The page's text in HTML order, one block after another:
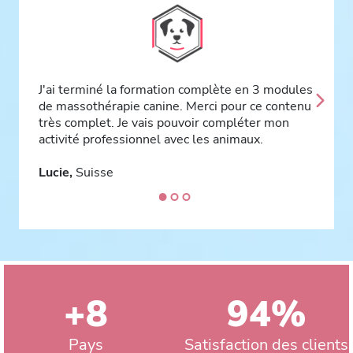
Introduction
Les zones de massage
L’avant massage
Zones de tensions musculaires
Techniques de massage
Effleurage
Pétrissage en torsion
Pétrissage en roulement
Imposition des mains
Séance de massage
Massage de relaxation
J'ai terminé la formation complète en 3 modules
de massothérapie canine. Merci pour ce contenu
très complet. Je vais pouvoir compléter mon
activité professionnel avec les animaux.
Lucie, Suisse
+8
Pays
94%
Satisfaction des clients